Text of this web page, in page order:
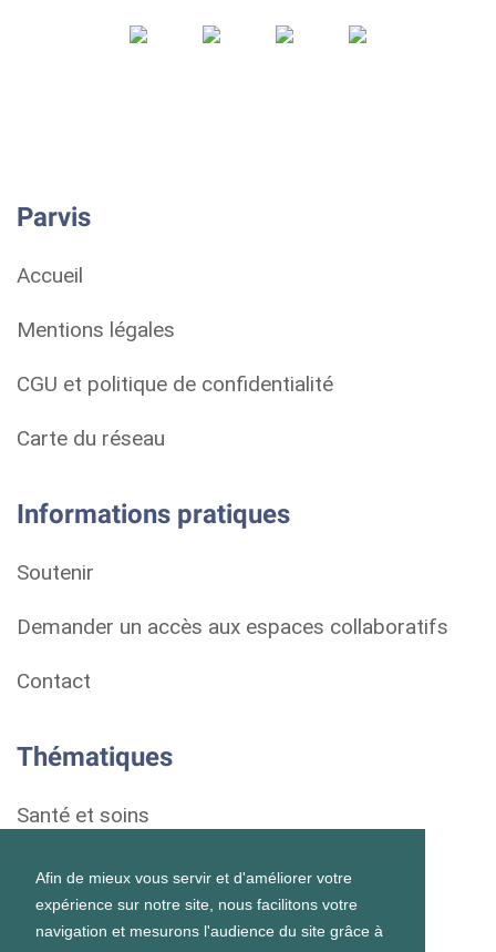
Afin de mieux vous servir et d'améliorer votre
expérience sur notre site, nous facilitons votre
navigation et mesurons l'audience du site grâce à
Parvis
Accueil
Mentions légales
CGU et politique de confidentialité
Carte du réseau
Informations pratiques
Soutenir
Demander un accès aux espaces collaboratifs
Contact
Thématiques
Santé et soins
Droits et démarches
Habitat